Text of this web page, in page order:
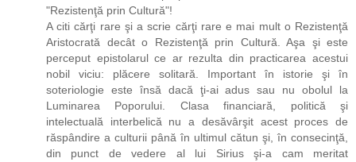
"Rezistenţă prin Cultură"!
A citi cărţi rare şi a scrie cărţi rare e mai mult o Rezistenţă
Aristocrată decât o Rezistenţă prin Cultură. Aşa şi este
perceput epistolarul ce ar rezulta din practicarea acestui
nobil viciu: plăcere solitară. Important în istorie şi în
soteriologie este însă dacă ţi-ai adus sau nu obolul la
Luminarea Poporului. Clasa financiară, politică şi
intelectuală interbelică nu a desăvârşit acest proces de
răspândire a culturii până în ultimul cătun şi, în consecinţă,
din punct de vedere al lui Sirius şi-a cam meritat